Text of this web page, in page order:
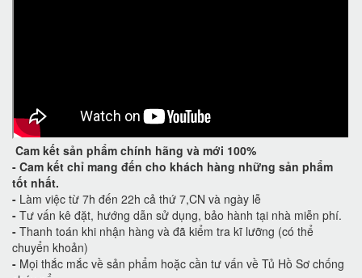
Cam kết sản phẩm chính hãng và mới 100%
- Cam kết chỉ mang đến cho khách hàng những sản phẩm
tốt nhất.
- Làm việc từ 7h đến 22h cả thứ 7,CN và ngày lễ
- Tư vấn kê đặt, hướng dẫn sử dụng, bảo hành tại nhà miễn phí.
- Thanh toán khi nhận hàng và đã kiểm tra kĩ lưỡng (có thể
chuyển khoản)
- Mọi thắc mắc về sản phẩm hoặc cần tư vấn về Tủ Hồ Sơ chống